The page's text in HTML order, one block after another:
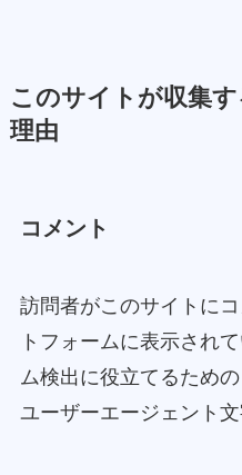
このサイトが収集
理由
コメント
訪問者がこのサイトに
トフォームに表示され
ム検出に役立てるため
ユーザーエージェント文